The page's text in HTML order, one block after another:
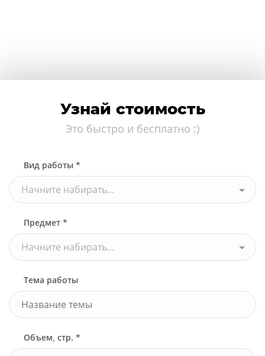
Узнай стоимость
Это быстро и бесплатно :)
Вид работы *
Начните набирать...
Предмет *
Начните набирать...
Тема работы
Объем, стр. *